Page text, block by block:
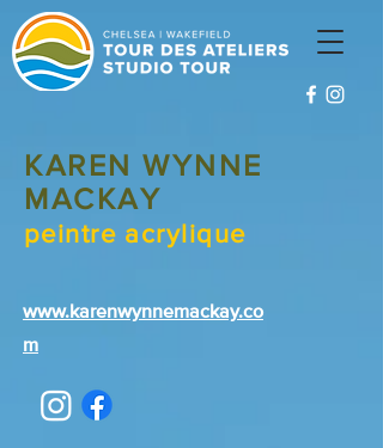
KAREN WYNNE
MACKAY
peintre acrylique
www.karenwynnemackay.co
m